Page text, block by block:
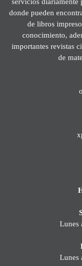
donde pueden
de libros
conocimiento,
importantes revistas
de
Lunes
Lunes